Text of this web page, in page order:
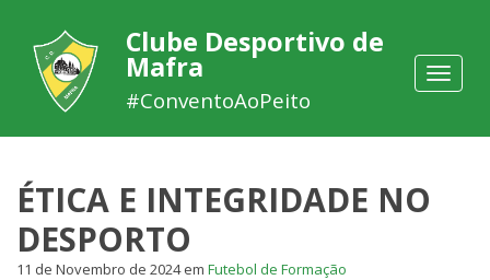
Toggle
Clube Desportivo de
Mafra
#ConventoAoPeito
ÉTICA E INTEGRIDADE NO
DESPORTO
11 de Novembro de 2024em Futebol de Formação